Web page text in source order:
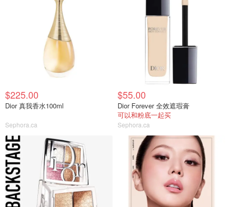
$225.00
Dior 真我香水100ml
Sephora.ca
$55.00
Dior Forever 全效遮瑕膏
可以和粉底一起买
Sephora.ca